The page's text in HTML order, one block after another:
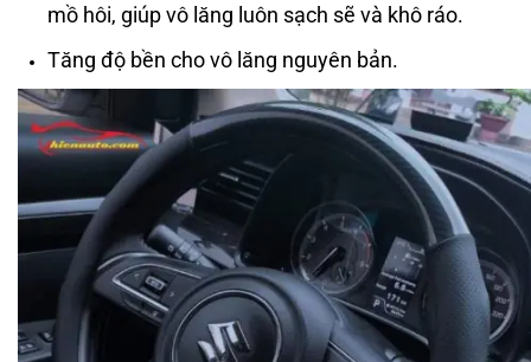
mồ hôi, giúp vô lăng luôn sạch sẽ và khô ráo.
Tăng độ bền cho vô lăng nguyên bản.